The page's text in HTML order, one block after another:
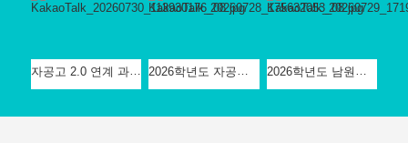
자공고 2.0 연계 과학/기술가정/정보과 프로그램 2026학년도 자공고 특색 프로그램 '미디UP 프로젝트' - JTV 방송국 견학 2026학년도 남원고 자공고 '메이저 업 프로젝트' - 바이오 산업과 연구 실습' 진행